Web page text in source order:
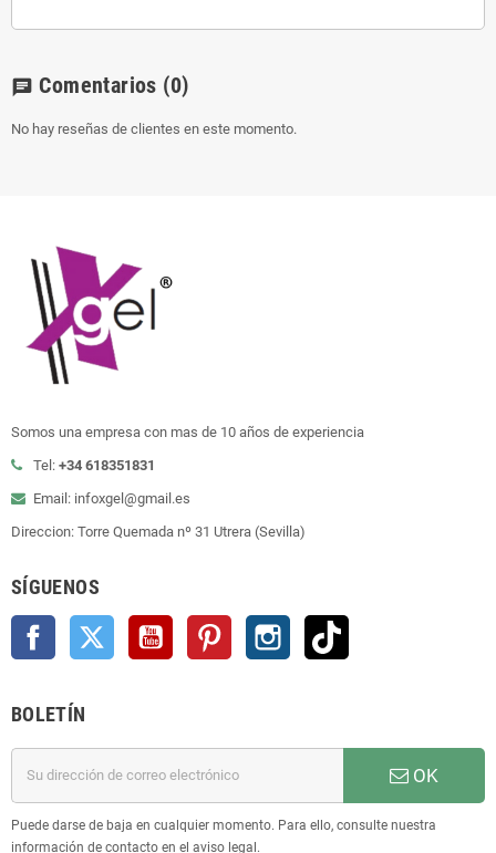
chat Comentarios (0)
No hay reseñas de clientes en este momento.
Somos una empresa con mas de 10 años de experiencia
Tel: +34 618351831
Email: infoxgel@gmail.es
Direccion: Torre Quemada nº 31 Utrera (Sevilla)
SÍGUENOS
Facebook Twitter YouTube Pinterest Instagram
BOLETÍN
OK
Puede darse de baja en cualquier momento. Para ello, consulte nuestra
información de contacto en el aviso legal.